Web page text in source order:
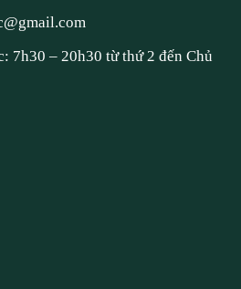
7h30 – 20h30 từ thứ 2 đến Chủ